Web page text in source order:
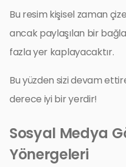
Bu resim kişisel zaman
ancak paylaşılan bir
fazla yer kaplayacaktır.
Bu yüzden sizi devam
derece iyi bir yerdir!
Sosyal Medya
Yönergeleri